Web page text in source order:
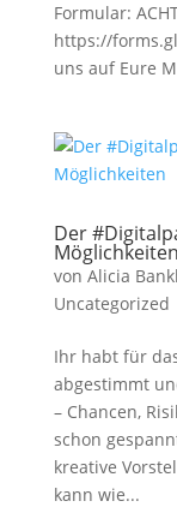
Formular:
https://
uns auf Eure
Der
Möglichkeiten
von Alicia
Uncategorized
Ihr habt für
abgestimmt
– Chancen,
schon
kreative
kann wie...